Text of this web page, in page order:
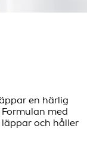
en härlig
med
och håller